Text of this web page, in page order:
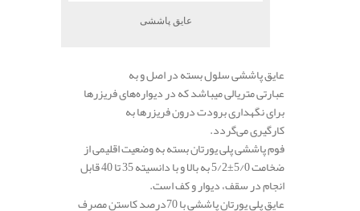
عایق پاششی
عایق پاششی سلول بسته در اصل و به
عبارتی متریالی میباشد که در دیواره‌های فریزر‌ها
برای نگهداری برودت درون فریزرهابه
کارگیری می‌گردد.
فوم پاششی پلی یورتان بسته به وضعیت اقلیمی از
ضخامت 5/0±5/2 به بالا و با دانسیته 35 تا 40 قابل
انجام در سقف، دیوار و کف است.
عایق پلی یورتان پاششی با 70درصد کاستن مصرف